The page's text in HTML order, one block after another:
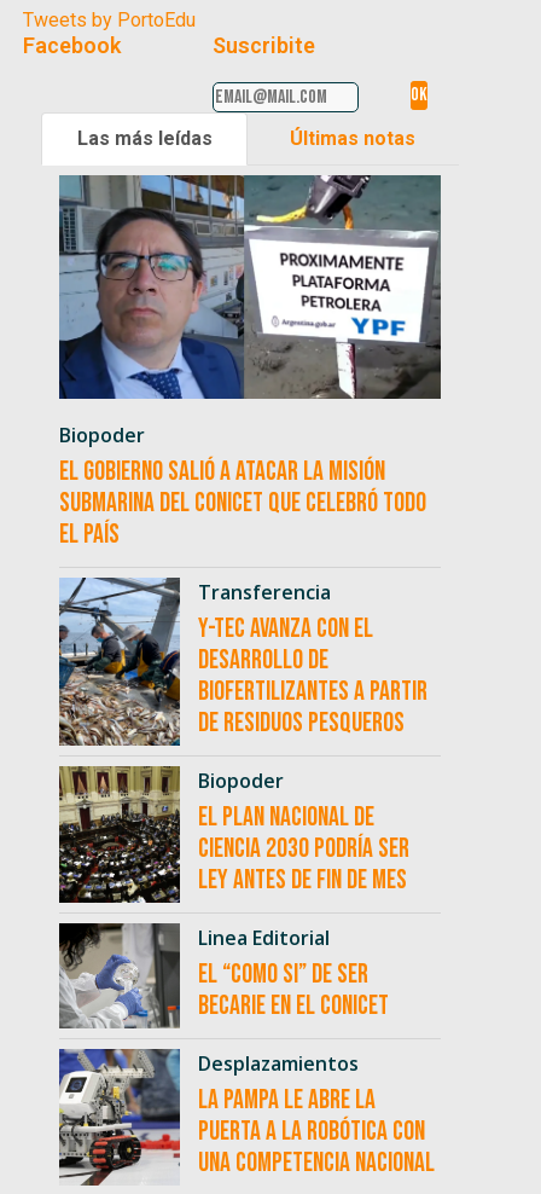
Tweets by PortoEdu
Facebook Suscribite
Las más leídas Últimas notas
Biopoder
El Gobierno salió a atacar la misión
submarina del CONICET que celebró todo
el país
Transferencia
Y-TEC avanza con el
desarrollo de
biofertilizantes a partir
de residuos pesqueros
Biopoder
El Plan Nacional de
Ciencia 2030 podría ser
ley antes de fin de mes
Linea Editorial
El “como si” de ser
becarie en el CONICET
Desplazamientos
La Pampa le abre la
puerta a la robótica con
una competencia nacional